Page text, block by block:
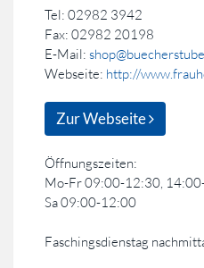
Tel: 02982 3942
Fax: 02982 20198
E-Mail:
Webseite: http://
Zur Webseite
Öffnungszeiten:
Mo-Fr 09:00-12:30,
Sa 09:00-12:00
Faschingsdienstag